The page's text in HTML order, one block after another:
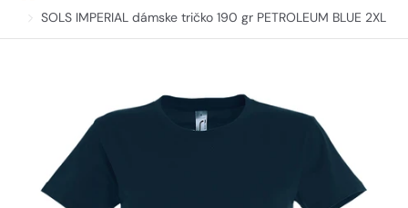
SOLS IMPERIAL dámske tričko 190 gr PETROLEUM BLUE 2XL